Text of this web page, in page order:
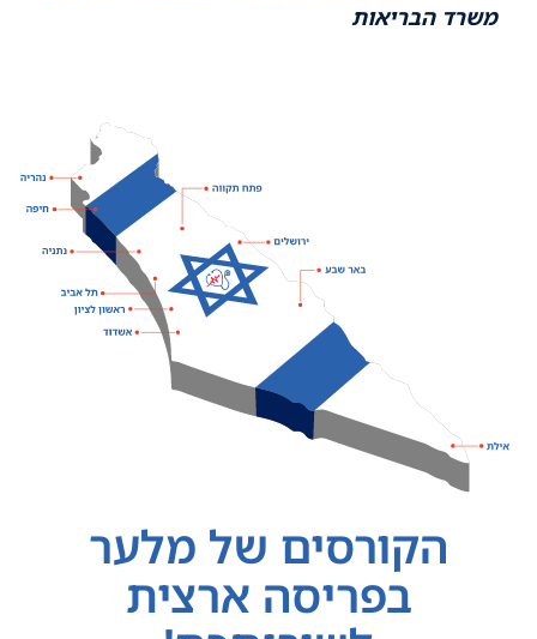
משרד הבריאות
הקורסים של מלער
בפריסה ארצית